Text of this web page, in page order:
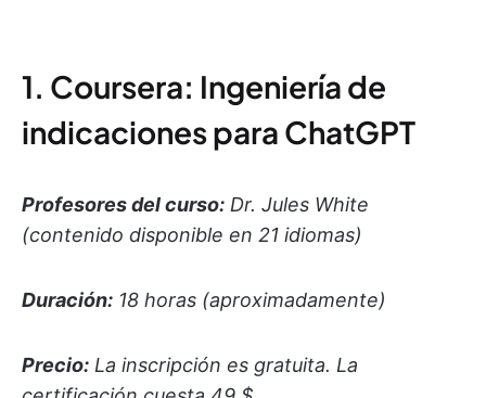
1. Coursera: Ingeniería de
indicaciones para ChatGPT
Profesores del curso: Dr. Jules White
(contenido disponible en 21 idiomas)
Duración: 18 horas (aproximadamente)
Precio: La inscripción es gratuita. La